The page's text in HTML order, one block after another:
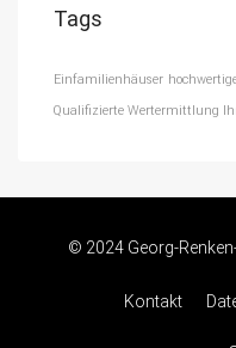
Tags
Einfamilienhäuser
Qualifizierte Wertermittlung
© 2024 Georg-
Kontakt